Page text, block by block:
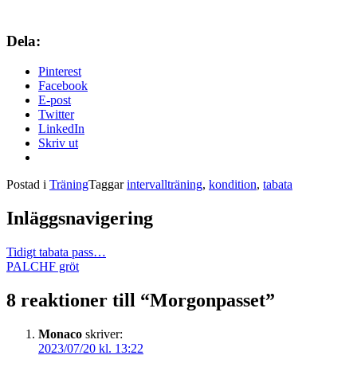
Dela:
Pinterest
Facebook
E-post
Twitter
LinkedIn
Skriv ut
Postad i TräningTaggarintervallträning, kondition, tabata
Inläggsnavigering
Tidigt tabata pass…
PALCHF gröt
8 reaktioner till “Morgonpasset”
Monaco skriver:
2023/07/20 kl. 13:22